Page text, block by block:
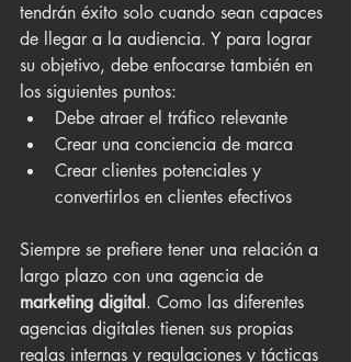
tendrán éxito solo cuando sean capaces
de llegar a la audiencia. Y para lograr
su objetivo, debe enfocarse también en
los siguientes puntos:
Debe atraer el tráfico relevante
Crear una conciencia de marca
Crear clientes potenciales y
convertirlos en clientes efectivos
Siempre se prefiere tener una relación a
largo plazo con una agencia de
marketing digital . Como las diferentes
agencias digitales tienen sus propias
reglas internas y regulaciones y tácticas